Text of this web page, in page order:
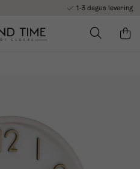
1-3 dages levering